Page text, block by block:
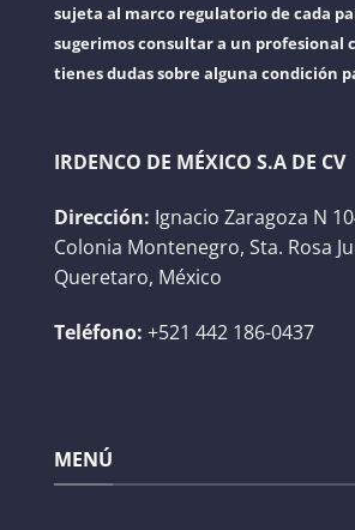
sujeta al marco regulatorio de cada
sugerimos consultar a un profesional
tienes dudas sobre alguna condición
IRDENCO DE MÉXICO S.A DE CV
Dirección: Ignacio Zaragoza N
Colonia Montenegro, Sta. Rosa
Queretaro, México
Teléfono: +521 442 186-0437
MENÚ